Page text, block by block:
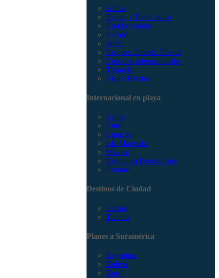
Africa
Egipto y Tierra Santa
Estados unidos
Europa
Japón
Parques Orlando Florida
Cruceros internacionales
Tailandia
Viajes Baratos
Internacional en playa
Aruba
Cuba
Curacao
Isla Margarita
México
República Dominicana
Panamá
Destinos de Ciudad
Europa
Turquía
Planes a Suramérica
Argentina
Bolivia
Brasil